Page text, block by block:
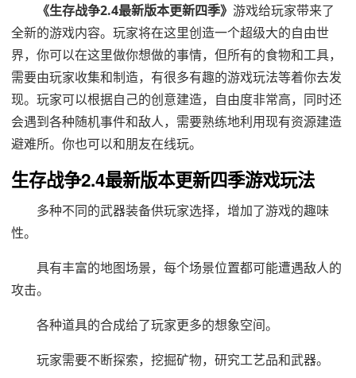
《生存战争2.4最新版本更新四季》 游戏给玩家带来了
全新的游戏内容。玩家将在这里创造一个超级大的自由世
界，你可以在这里做你想做的事情，但所有的食物和工具，
需要由玩家收集和制造，有很多有趣的游戏玩法等着你去发
现。玩家可以根据自己的创意建造，自由度非常高，同时还
会遇到各种随机事件和敌人，需要熟练地利用现有资源建造
避难所。你也可以和朋友在线玩。
生存战争2.4最新版本更新四季游戏玩法
多种不同的武器装备供玩家选择，增加了游戏的趣味
性。
具有丰富的地图场景，每个场景位置都可能遭遇敌人的
攻击。
各种道具的合成给了玩家更多的想象空间。
玩家需要不断探索，挖掘矿物，研究工艺品和武器。